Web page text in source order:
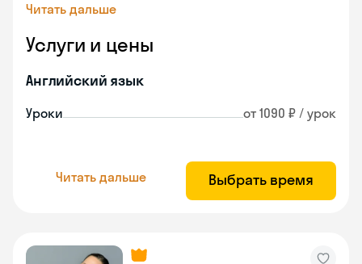
Читать дальше
Услуги и цены
Английский язык
Уроки от 1090 ₽ / урок
Читать дальше Выбрать время